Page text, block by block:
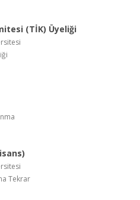
(TİK) Üyeliği
Tekrar